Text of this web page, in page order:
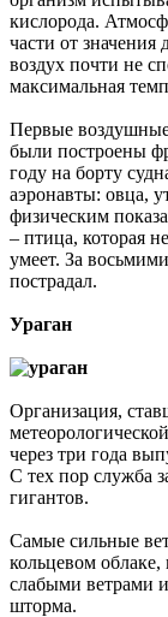
кислорода.
части от
воздух почти не
максимальная
Первые
были построены
году на борту
аэронавты: овца,
физическим
– птица, которая
умеет. За
пострадал.
Ураган
Организация,
через три года
С тех пор служба
гигантов.
Самые сильные
кольцевом облаке,
слабыми ветрами
шторма.